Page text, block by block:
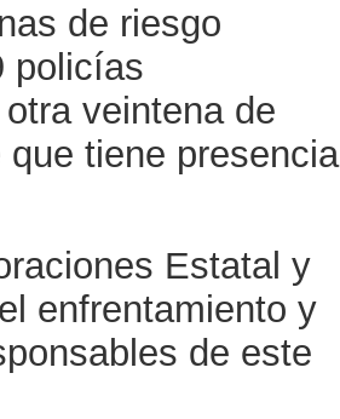
de riesgo
policías
veintena de
tiene presencia
Estatal y
enfrentamiento y
de este